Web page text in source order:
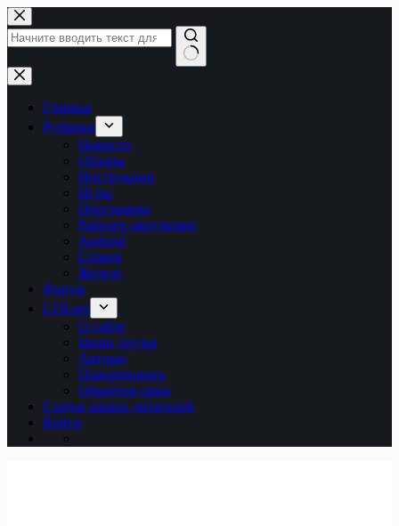
Перейти
к
сути
Ничего
не
найденоГлавная
Рубрики
Новости
Обзоры
Инструкции
Игры
Программы
Рабочее окружение
Android
Сервер
Железо
Форум
LTB.net
О сайте
Наши друзья
Авторы
Пожертвовать
Обратная связь
Статьи наших читателей
Войти